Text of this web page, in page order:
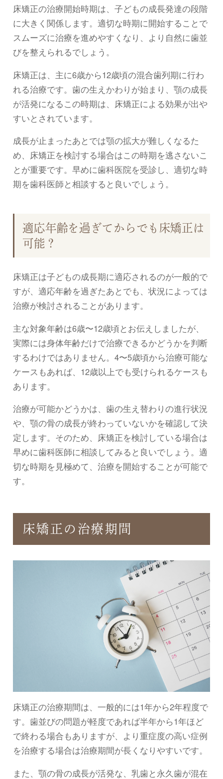
床矯正の治療開始時期は、子どもの成長発達の段階
に大きく関係します。適切な時期に開始することで
スムーズに治療を進めやすくなり、より自然に歯並
びを整えられるでしょう。
床矯正は、主に6歳から12歳頃の混合歯列期に行わ
れる治療です。歯の生えかわりが始まり、顎の成長
が活発になるこの時期は、床矯正による効果が出や
すいとされています。
成長が止まったあとでは顎の拡大が難しくなるた
め、床矯正を検討する場合はこの時期を逃さないこ
とが重要です。早めに歯科医院を受診し、適切な時
期を歯科医師と相談すると良いでしょう。
適応年齢を過ぎてからでも床矯正は
可能？
床矯正は子どもの成長期に適応されるのが一般的で
すが、適応年齢を過ぎたあとでも、状況によっては
治療が検討されることがあります。
主な対象年齢は6歳〜12歳頃とお伝えしましたが、
実際には身体年齢だけで治療できるかどうかを判断
するわけではありません。4〜5歳頃から治療可能な
ケースもあれば、12歳以上でも受けられるケースも
あります。
治療が可能かどうかは、歯の生え替わりの進行状況
や、顎の骨の成長が終わっていないかを確認して決
定します。そのため、床矯正を検討している場合は
早めに歯科医師に相談してみると良いでしょう。適
切な時期を見極めて、治療を開始することが可能で
す。
床矯正の治療期間
床矯正の治療期間は、一般的には1年から2年程度で
す。歯並びの問題が軽度であれば半年から1年ほど
で終わる場合もありますが、より重症度の高い症例
を治療する場合は治療期間が長くなりやすいです。
また、顎の骨の成長が活発な、乳歯と永久歯が混在